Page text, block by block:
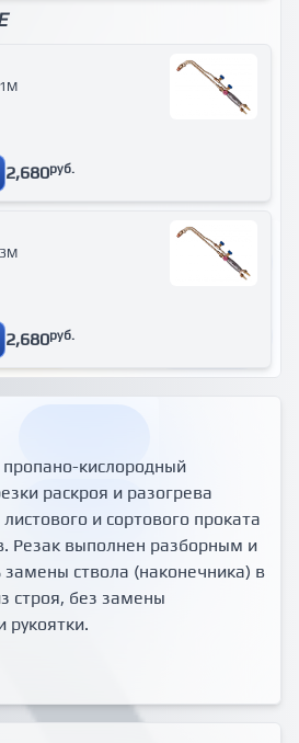
2,680руб.
2,680руб.
кислородный
раскроя и разогрева
и сортового проката
Резак выполнен разборным и
ствола (наконечника) в
строя, без замены
рукоятки.